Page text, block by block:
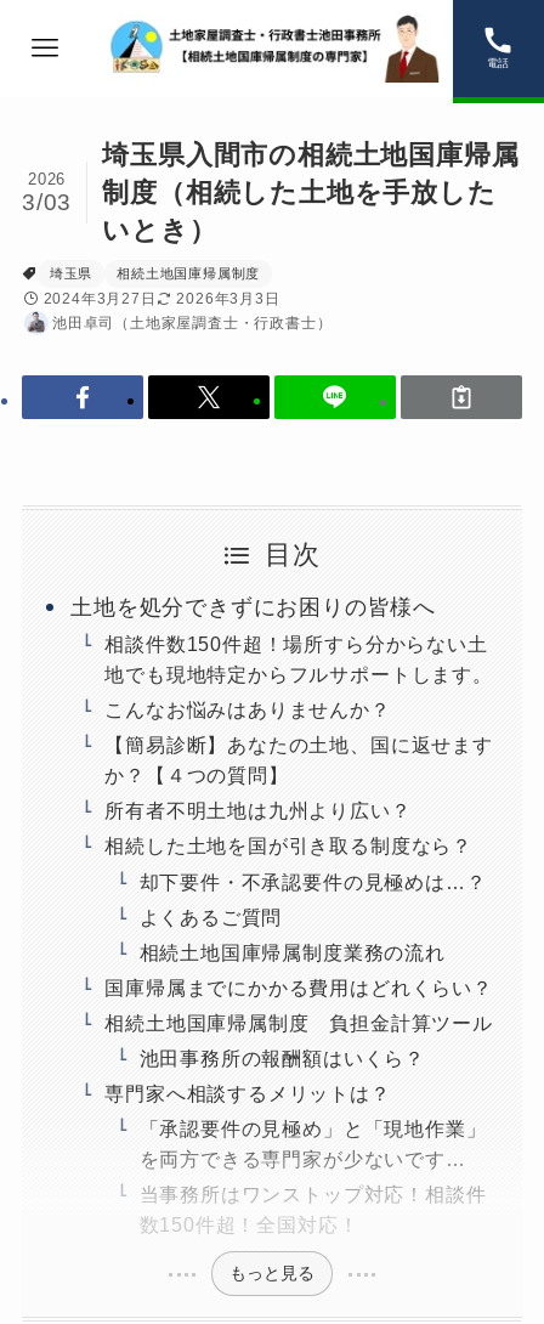
電話
埼玉県入間市の相続土地国庫帰属
制度（相続した土地を手放した
いとき）
2026
3/03
埼玉県 相続土地国庫帰属制度
2024年3月27日
2026年3月3日
池田卓司（土地家屋調査士・行政書士）
目次
土地を処分できずにお困りの皆様へ
相談件数150件超！場所すら分からない土
地でも現地特定からフルサポートします。
こんなお悩みはありませんか？
【簡易診断】あなたの土地、国に返せます
か？【４つの質問】
所有者不明土地は九州より広い？
相続した土地を国が引き取る制度なら？
却下要件・不承認要件の見極めは…？
よくあるご質問
相続土地国庫帰属制度業務の流れ
国庫帰属までにかかる費用はどれくらい？
相続土地国庫帰属制度 負担金計算ツール
池田事務所の報酬額はいくら？
専門家へ相談するメリットは？
「承認要件の見極め」と「現地作業」
を両方できる専門家が少ないです…
当事務所はワンストップ対応！相談件
数150件超！全国対応！
もっと見る